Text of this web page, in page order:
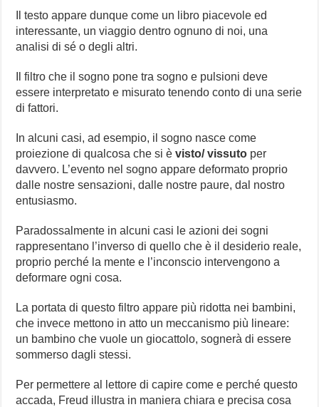
Il testo appare dunque come un libro piacevole ed
interessante, un viaggio dentro ognuno di noi, una
analisi di sé o degli altri.
Il filtro che il sogno pone tra sogno e pulsioni deve
essere interpretato e misurato tenendo conto di una serie
di fattori.
In alcuni casi, ad esempio, il sogno nasce come
proiezione di qualcosa che si èvisto/ vissuto per
davvero. L’evento nel sogno appare deformato proprio
dalle nostre sensazioni, dalle nostre paure, dal nostro
entusiasmo.
Paradossalmente in alcuni casi le azioni dei sogni
rappresentano l’inverso di quello che è il desiderio reale,
proprio perché la mente e l’inconscio intervengono a
deformare ogni cosa.
La portata di questo filtro appare più ridotta nei bambini,
che invece mettono in atto un meccanismo più lineare:
un bambino che vuole un giocattolo, sognerà di essere
sommerso dagli stessi.
Per permettere al lettore di capire come e perché questo
accada, Freud illustra in maniera chiara e precisa cosa